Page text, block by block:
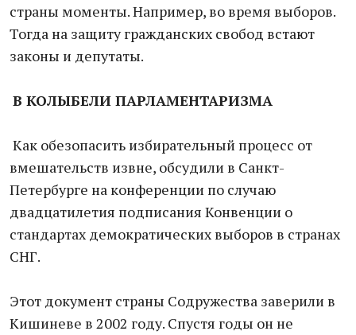
страны моменты. Например, во время выборов.
Тогда на защиту гражданских свобод встают
законы и депутаты.
В КОЛЫБЕЛИ ПАРЛАМЕНТАРИЗМА
Как обезопасить избирательный процесс от
вмешательств извне, обсудили в Санкт-
Петербурге на конференции по случаю
двадцатилетия подписания Конвенции о
стандартах демократических выборов в странах
СНГ.
Этот документ страны Содружества заверили в
Кишиневе в 2002 году. Спустя годы он не